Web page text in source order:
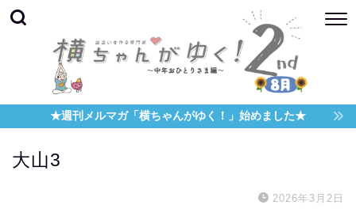
★週刊メルマガ「横ちゃんがゆく！」始めました★
大山3
2026年3月2日